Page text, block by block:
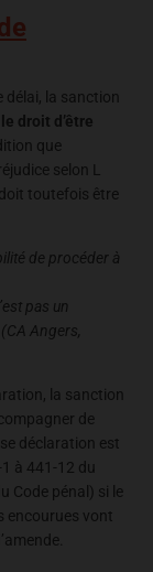
délai, la sanction
droit d’être
que
selon L
toutefois être
de procéder à
pas un
Angers,
la sanction
de
déclaration est
à 441-12 du
Code pénal) si le
encourues vont